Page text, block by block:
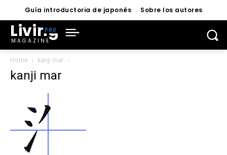
Guía introductoria de japonés Sobre los autores
Living
MAGAZINE
Home kanji mar
kanji mar